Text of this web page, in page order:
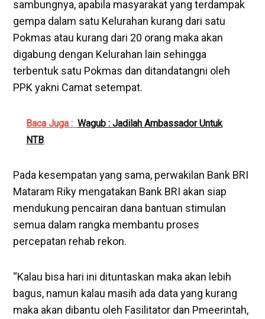
sambungnya, apabila masyarakat yang terdampak
gempa dalam satu Kelurahan kurang dari satu
Pokmas atau kurang dari 20 orang maka akan
digabung dengan Kelurahan lain sehingga
terbentuk satu Pokmas dan ditandatangni oleh
PPK yakni Camat setempat.
Baca Juga : Wagub : Jadilah Ambassador Untuk
NTB
Pada kesempatan yang sama, perwakilan Bank BRI
Mataram Riky mengatakan Bank BRI akan siap
mendukung pencairan dana bantuan stimulan
semua dalam rangka membantu proses
percepatan rehab rekon.
“Kalau bisa hari ini dituntaskan maka akan lebih
bagus, namun kalau masih ada data yang kurang
maka akan dibantu oleh Fasilitator dan Pmeerintah,